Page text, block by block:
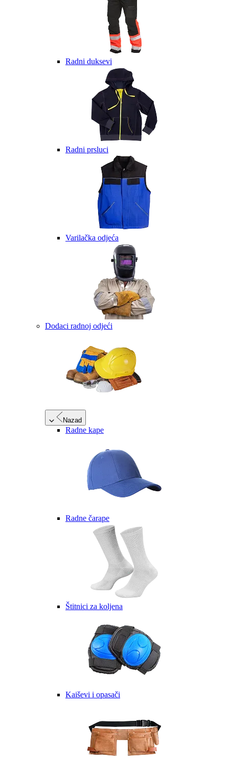
Radni duksevi
Radni prsluci
Varilačka odjeća
Dodaci radnoj odjeći
Nazad
Radne kape
Radne čarape
Štitnici za koljena
Kaiševi i opasači